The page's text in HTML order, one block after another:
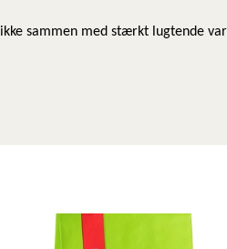
sammen med stærkt lugtende